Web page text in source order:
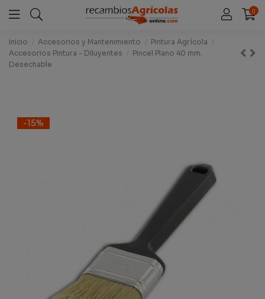
0
Inicio Accesorios y Mantenimiento
Pintura Agrícola
Accesorios Pintura - Diluyentes
Pincel Plano 40 mm.
Desechable
-15%